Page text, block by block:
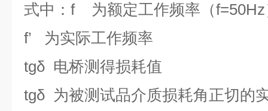
式中：f 为额定工作频率（f=50Hz
f’ 为实际工作频率
tgδ 电桥测得损耗值
tgδ 为被测试品介质损耗角正切的